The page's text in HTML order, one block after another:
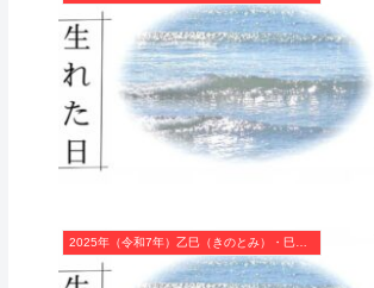
2025年（令和7年）乙巳（きのとみ）・巳年（へび年）カレンダー（月曜はじまり）